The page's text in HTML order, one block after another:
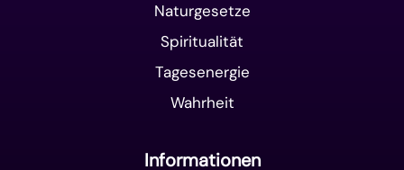
Naturgesetze
Spiritualität
Tagesenergie
Wahrheit
Informationen